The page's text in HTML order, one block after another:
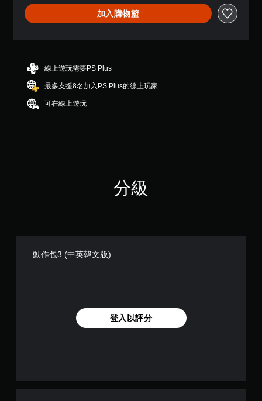
5
顆
星
5
顆
星
）
，
加入購物籃
線上遊玩需要PS Plus
最多支援8名加入PS Plus的線上玩家
可在線上遊玩
分級
動作包3 (中英韓文版)
登入以評分